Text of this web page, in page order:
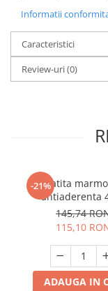
Informatii
Caracteristici
Review-uri(0)
-21%Cratita
antiaderenta
24x11,5cm,
inclusiv inductie,
Goldmann
145,74
115,10
ADAUGA IN